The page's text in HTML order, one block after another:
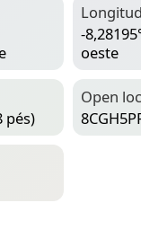
-
oeste
pés)
Open